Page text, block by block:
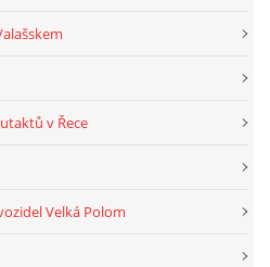
v Řece
Velká Polom